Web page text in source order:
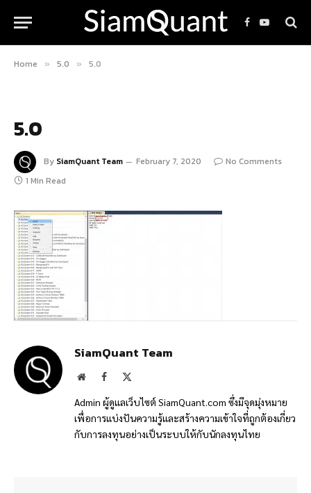
Facebook
YouTube
Home » 5.0 » 5.0
5.0
By SiamQuant Team February 7, 2020
No Comments
1 Min Read
SiamQuant Team
WebsiteFacebook
Admin ผู้ดูแลเว็บไซต์ SiamQuant.com ซึ่งมีจุดมุ่งหมาย
เพื่อการแบ่งปันความรู้และสร้างความเข้าใจที่ถูกต้องเกี่ยว
กับการลงทุนอย่างเป็นระบบให้กับนักลงทุนไทย